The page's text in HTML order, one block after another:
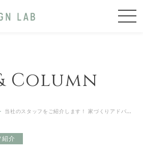
Column
当社のスタッフをご紹介します！ 家づくりアドバイザー 都地 涼楓（つじ りょうが）
紹介